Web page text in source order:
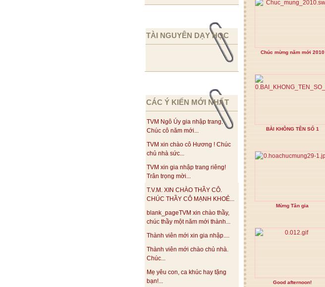
TÀI NGUYÊN DẠY HỌC
CÁC Ý KIẾN MỚI NHẤT
TVM Ngô Úy gia nhập trang.
Chúc cô năm mới...
TVM xin chào cô Hương ! Chúc
chủ nhà sức...
TVM xin gia nhập trang riêng!
Trân trọng mời...
T.V.M. XIN CHÀO THẦY CÔ.
CHÚC THẦY CÔ MẠNH KHOẺ...
blank_pageTVM xin chào thầy,
chúc thầy một năm mới thành...
Thành viên mới xin gia nhập....
Thành viên mới chào chủ nhà.
Chúc...
Mẹ yêu con, ca khúc hay tặng
bạn!...
Chúc mừng năm mới 2010
BÀI KHÔNG TÊN SỐ 1
Mừng Tân gia
Good afternoon!